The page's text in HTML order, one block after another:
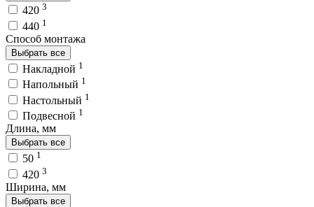
420 3
440 1
Способ монтажа
Выбрать все
Накладной 1
Напольный 1
Настольный 1
Подвесной 1
Длина, мм
Выбрать все
50 1
420 3
Ширина, мм
Выбрать все